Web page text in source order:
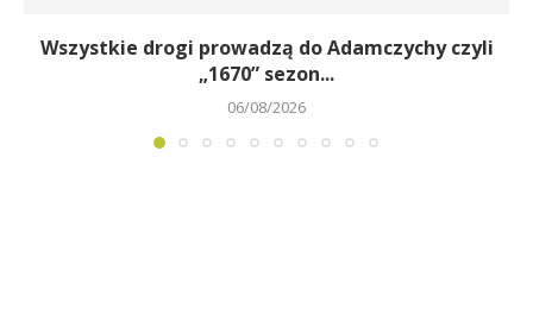
Wszystkie drogi prowadzą do Adamczychy czyli
„1670” sezon...
06/08/2026